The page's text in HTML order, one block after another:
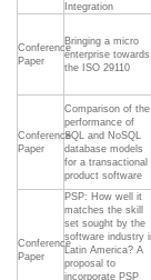
Integration
Conference
Paper
Bringing a micro
enterprise towards
the ISO 29110
Conference
Paper
Comparison of the
performance of
SQL and NoSQL
database models
for a transactional
product software
Conference
Paper
PSP: How well it
matches the skill
set sought by the
software industry
Latin America? A
proposal to
incorporate PSP